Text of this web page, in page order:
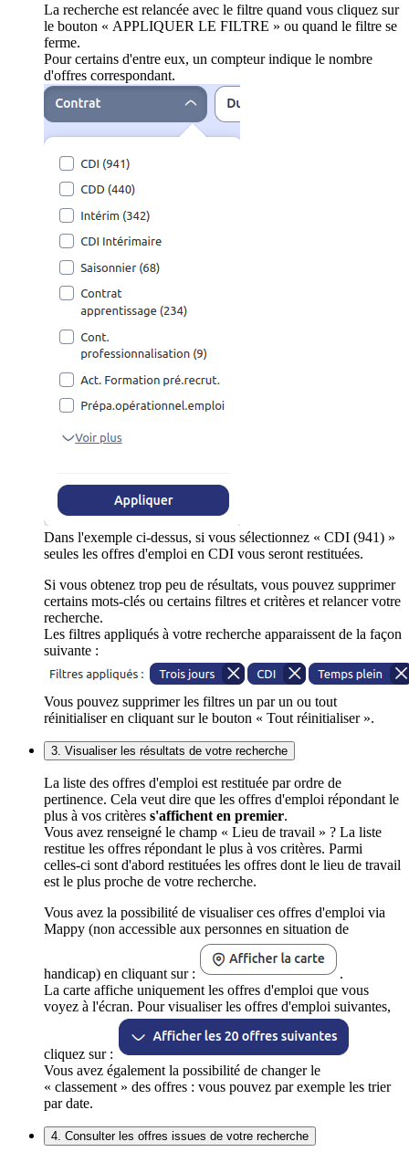
La recherche est relancée avec le filtre quand vous cliquez sur
le bouton « APPLIQUER LE FILTRE » ou quand le filtre se
ferme.
Pour certains d'entre eux, un compteur indique le nombre
d'offres correspondant.
Dans l'exemple ci-dessus, si vous sélectionnez « CDI (941) »
seules les offres d'emploi en CDI vous seront restituées.
Si vous obtenez trop peu de résultats, vous pouvez supprimer
certains mots-clés ou certains filtres et critères et relancer votre
recherche.
Les filtres appliqués à votre recherche apparaissent de la façon
suivante :
Vous pouvez supprimer les filtres un par un ou tout
réinitialiser en cliquant sur le bouton « Tout réinitialiser ».
3. Visualiser les résultats de votre recherche
La liste des offres d'emploi est restituée par ordre de
pertinence. Cela veut dire que les offres d'emploi répondant le
plus à vos critères s'affichent en premier.
Vous avez renseigné le champ « Lieu de travail » ? La liste
restitue les offres répondant le plus à vos critères. Parmi
celles-ci sont d'abord restituées les offres dont le lieu de travail
est le plus proche de votre recherche.
Vous avez la possibilité de visualiser ces offres d'emploi via
Mappy (non accessible aux personnes en situation de
handicap) en cliquant sur :
.
La carte affiche uniquement les offres d'emploi que vous
voyez à l'écran. Pour visualiser les offres d'emploi suivantes,
cliquez sur :
Vous avez également la possibilité de changer le
« classement » des offres : vous pouvez par exemple les trier
par date.
4. Consulter les offres issues de votre recherche